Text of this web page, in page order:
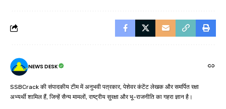
NEWS DESK
SSBCrack की संपादकीय टीम में अनुभवी पत्रकार, पेशेवर कंटेंट लेखक और समर्पित रक्षा
अभ्यर्थी शामिल हैं, जिन्हें सैन्य मामलों, राष्ट्रीय सुरक्षा और भू-राजनीति का गहरा ज्ञान है।